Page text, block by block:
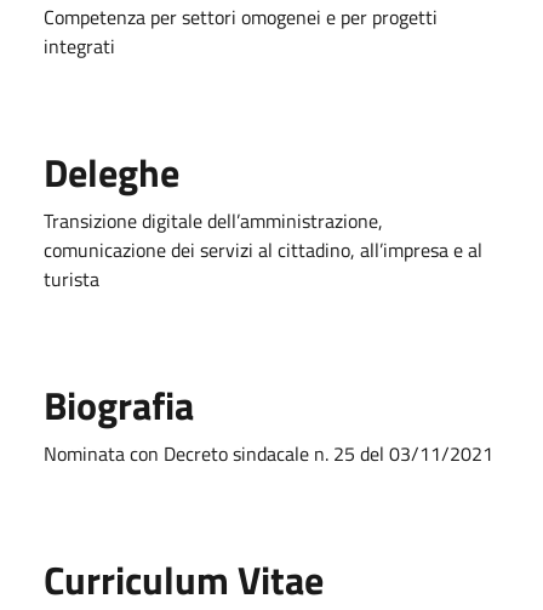
Competenza per settori omogenei e per progetti
integrati
Deleghe
Transizione digitale dell’amministrazione,
comunicazione dei servizi al cittadino, all’impresa e al
turista
Biografia
Nominata con Decreto sindacale n. 25 del 03/11/2021
Curriculum Vitae